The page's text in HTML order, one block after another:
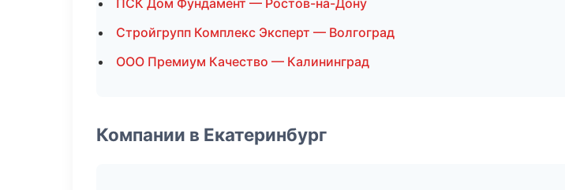
ПСК Дом Фундамент — Ростов-на-Дону
Стройгрупп Комплекс Эксперт — Волгоград
ООО Премиум Качество — Калининград
Компании в Екатеринбург